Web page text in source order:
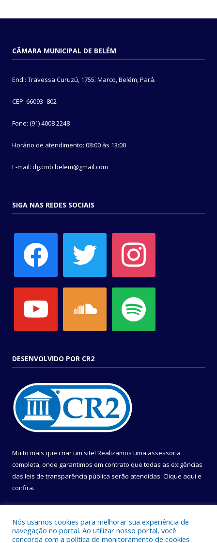
CÂMARA MUNICIPAL DE BELÉM
End.: Travessa Curuzú, 1755. Marco, Belém, Pará.
CEP: 66093- 802
Fone: (91) 4008 2248
Horário de atendimento: 08:00 às 13:00
E-mail: dg.cmb.belem@gmail.com
SIGA NAS REDES SOCIAIS
DESENVOLVIDO POR CR2
Muito mais que criar um site! Realizamos uma assessoria
completa, onde garantimos em contrato que todas as exigências
das leis de transparência pública serão atendidas. Clique aqui e
confira.
Nós usamos cookies para melhorar sua experiência de
navegação no portal. Ao utilizar nosso portal, você
concorda com a política de monitoramento de cookies.